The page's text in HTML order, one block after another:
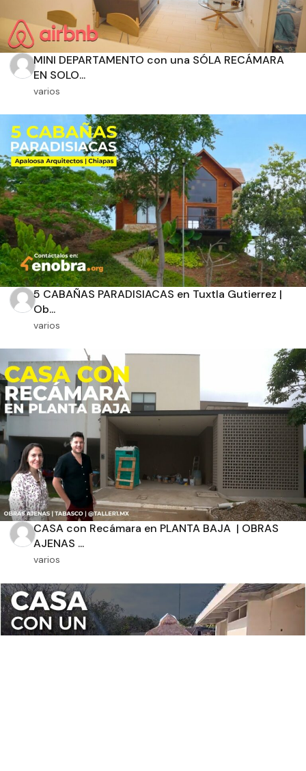
MINI DEPARTAMENTO con una SÓLA RECÁMARA
EN SOLO...
varios
5 CABAÑAS PARADISIACAS en Tuxtla Gutierrez |
Ob...
varios
CASA con Recámara en PLANTA BAJA | OBRAS
AJENAS ...
varios
m2 de construcción
m2 de terreno
Aplicar filtros